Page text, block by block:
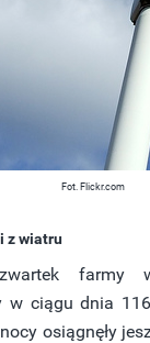
Fot. Flickr.com
z wiatru
farmy
w ciągu dnia
osiągnęły